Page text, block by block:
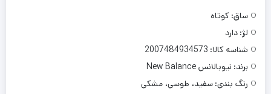
ساق: کوتاه
لژ: دارد
شناسه کالا: 2007484934573
برند: نیوبالانس New Balance
رنگ بندی: سفید، طوسی، مشکی